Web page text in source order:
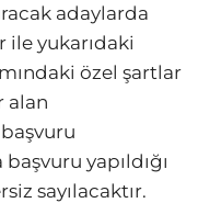
adaylarda
ile yukarıdaki
özel şartlar
alan
yapıldığı
sayılacaktır.